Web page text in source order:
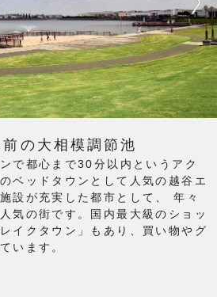
の大相模調節池
で都心まで30分以内というアク
ベッドタウンとして人気の越谷エ
設が充実した都市として、 年々
気の街です。国内最大級のショッ
イクタウン」もあり、買い物やグ
います。